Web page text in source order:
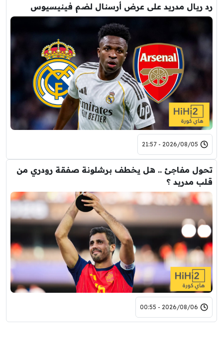
رد ريال مدريد على عرض أرسنال لضم فينيسيوس
2026/08/05 - 21:57
تحول مفاجئ .. هل يخطف برشلونة صفقة رودري من
قلب مدريد ؟
2026/08/06 - 00:55